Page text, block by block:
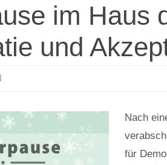
im Haus
und
Nach
für